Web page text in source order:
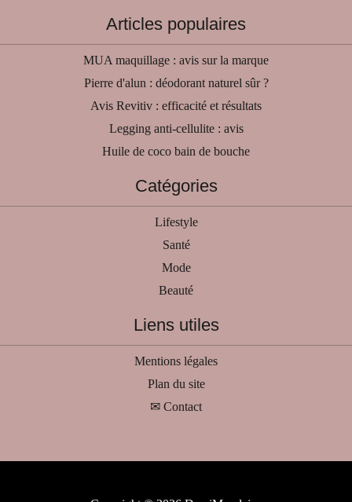
Articles populaires
MUA maquillage : avis sur la marque
Pierre d'alun : déodorant naturel sûr ?
Avis Revitiv : efficacité et résultats
Legging anti-cellulite : avis
Huile de coco bain de bouche
Catégories
Lifestyle
Santé
Mode
Beauté
Liens utiles
Mentions légales
Plan du site
✉ Contact